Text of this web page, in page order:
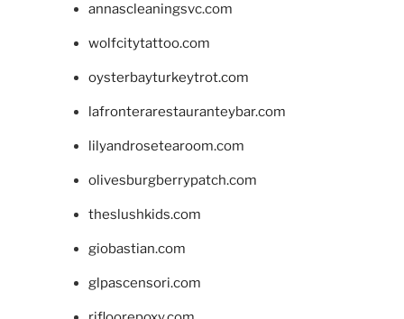
annascleaningsvc.com
wolfcitytattoo.com
oysterbayturkeytrot.com
lafronterarestauranteybar.com
lilyandrosetearoom.com
olivesburgberrypatch.com
theslushkids.com
giobastian.com
glpascensori.com